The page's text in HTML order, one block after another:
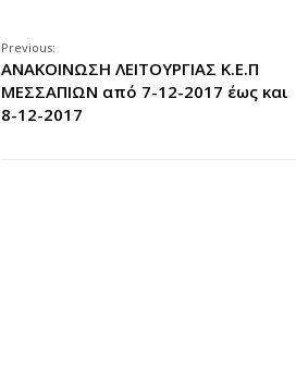
Previous:
ΑΝΑΚΟΙΝΩΣΗ ΛΕΙΤΟΥΡΓΙΑΣ Κ.Ε.Π
ΜΕΣΣΑΠΙΩΝ από 7-12-2017 έως και
8-12-2017